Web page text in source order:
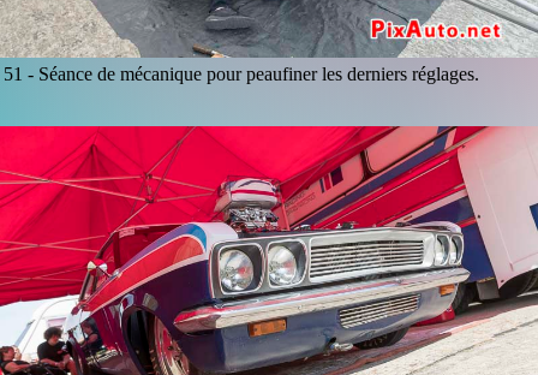
51 - Séance de mécanique pour peaufiner les derniers réglages.